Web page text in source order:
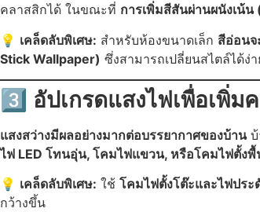
คลาสสิกได้ ในขณะที่ การเพิ่มสีสันผ่านผนังเน้
💡 เคล็ดลับพิเศษ: สำหรับห้องขนาดเล็ก สีอ่อนจ
Stick Wallpaper) ซึ่งสามารถเปลี่ยนสไตล์ได้ง่
3️⃣ อัปเกรดแสงไฟเพื่อเพิ่
แสงสว่างมีผลอย่างมากต่อบรรยากาศของบ้านบ้
ไฟ LED โทนอุ่น, โคมไฟแขวน, หรือโคมไฟตั้งพื้
💡 เคล็ดลับพิเศษ: ใช้ โคมไฟตั้งโต๊ะและไฟปร
กว้างขึ้น